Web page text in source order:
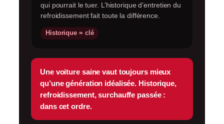
qui pourrait le tuer. L’historique d’entretien du
refroidissement fait toute la différence.
Historique = clé
Une voiture saine vaut toujours mieux
qu’une génération idéalisée. Historique,
refroidissement, surchauffe passée :
dans cet ordre.